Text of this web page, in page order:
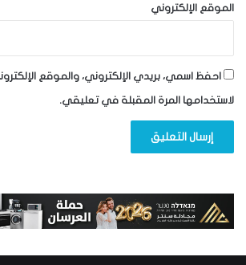
الموقع الإلكتروني
احفظ اسمي، بريدي الإلكتروني، والموقع
لاستخدامها المرة المقبلة في تعليقي.